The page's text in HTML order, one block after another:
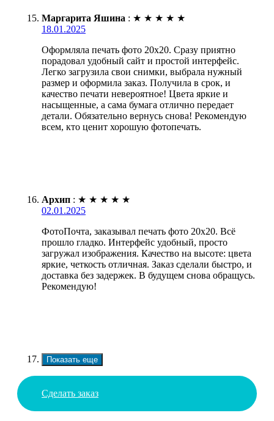
Маргарита Яшина : ★ ★ ★ ★ ★
18.01.2025
Оформляла печать фото 20х20. Сразу приятно
порадовал удобный сайт и простой интерфейс.
Легко загрузила свои снимки, выбрала нужный
размер и оформила заказ. Получила в срок, и
качество печати невероятное! Цвета яркие и
насыщенные, а сама бумага отлично передает
детали. Обязательно вернусь снова! Рекомендую
всем, кто ценит хорошую фотопечать.
Архип : ★ ★ ★ ★ ★
02.01.2025
ФотоПочта, заказывал печать фото 20х20. Всё
прошло гладко. Интерфейс удобный, просто
загружал изображения. Качество на высоте: цвета
яркие, четкость отличная. Заказ сделали быстро, и
доставка без задержек. В будущем снова обращусь.
Рекомендую!
Показать еще
Сделать заказ